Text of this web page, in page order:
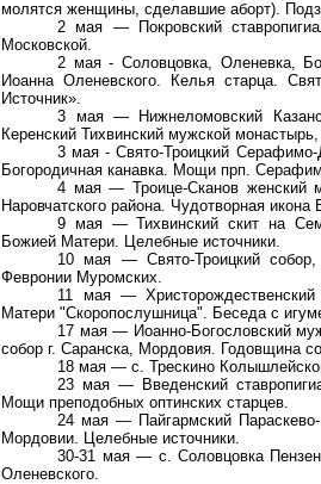
молятся женщины, сделавшие аборт).
2 мая — Покровский
Московской.
2 мая - Соловцовка, Оленевка,
Иоанна Оленевского. Келья старца.
Источник».
3 мая — Нижнеломовский
Керенский Тихвинский мужской
3 мая - Свято-Троицкий Серафимо-
Богородичная канавка. Мощи прп.
4 мая — Троице-Сканов женский
Наровчатского района. Чудотворная
9 мая — Тихвинский скит на
Божией Матери. Целебные источники.
10 мая — Свято-Троицкий
Февронии Муромских.
11 мая —
Матери "Скоропослушница". Беседа с
17 мая — Иоанно-Богословский
собор г. Саранска, Мордовия. Годовщина
18 мая — с. Трескино
23 мая — Введенский
Мощи преподобных оптинских старцев.
24 мая — Пайгармский Параскево-
Мордовии. Целебные источники.
30-31 мая — с. Соловцовка
Оленевского.